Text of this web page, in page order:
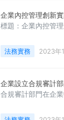
義、合規管理績效
績效考核的方法等
企業內控管理創新
標題：企業內控管
法務實務 2023年
企業設立合規審計
合規審計部門在企